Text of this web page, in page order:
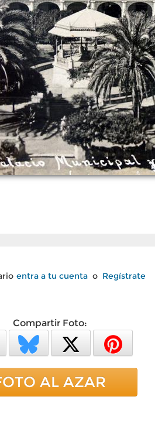
entra a tu cuenta o Regístrate
Compartir Foto:
AL AZAR